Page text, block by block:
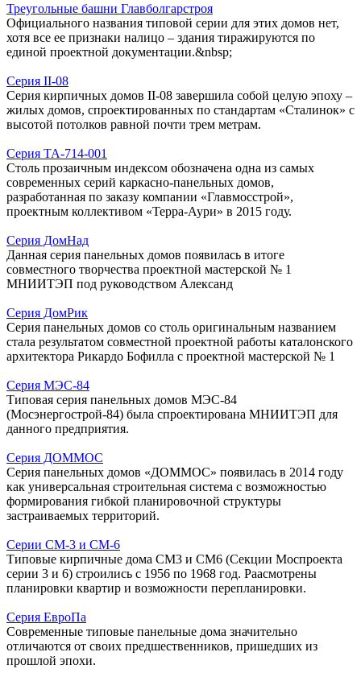
Треугольные башни Главболгарстроя
Официального названия типовой серии для этих домов нет,
хотя все ее признаки налицо – здания тиражируются по
единой проектной документации.&nbsp;
Серия II-08
Серия кирпичных домов II-08 завершила собой целую эпоху –
жилых домов, спроектированных по стандартам «Сталинок» с
высотой потолков равной почти трем метрам.
Серия ТА-714-001
Столь прозаичным индексом обозначена одна из самых
современных серий каркасно-панельных домов,
разработанная по заказу компании «Главмосстрой»,
проектным коллективом «Терра-Аури» в 2015 году.
Серия ДомНад
Данная серия панельных домов появилась в итоге
совместного творчества проектной мастерской № 1
МНИИТЭП под руководством Александ
Серия ДомРик
Серия панельных домов со столь оригинальным названием
стала результатом совместной проектной работы каталонского
архитектора Рикардо Бофилла с проектной мастерской № 1
Серия МЭС-84
Типовая серия панельных домов МЭС-84
(Мосэнергострой-84) была спроектирована МНИИТЭП для
данного предприятия.
Серия ДОММОС
Серия панельных домов «ДОММОС» появилась в 2014 году
как универсальная строительная система с возможностью
формирования гибкой планировочной структуры
застраиваемых территорий.
Серии СМ-3 и СМ-6
Типовые кирпичные дома СМ3 и СМ6 (Секции Моспроекта
серии 3 и 6) строились с 1956 по 1968 год. Раасмотрены
планировки квартир и возможности перепланировки.
Серия ЕвроПа
Современные типовые панельные дома значительно
отличаются от своих предшественников, пришедших из
прошлой эпохи.